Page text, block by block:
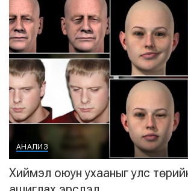
АНАЛИЗ
Хиймэл оюун ухааныг улс